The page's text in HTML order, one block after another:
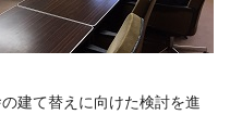
建て替えに向けた検討を進